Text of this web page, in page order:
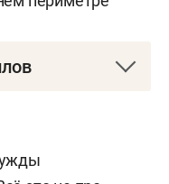
Петербургского
Более 10 лет